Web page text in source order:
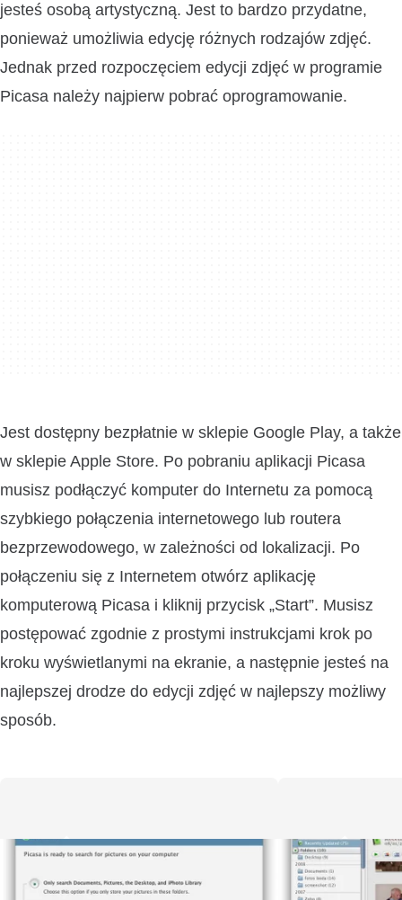
jesteś osobą artystyczną. Jest to bardzo przydatne,
ponieważ umożliwia edycję różnych rodzajów zdjęć.
Jednak przed rozpoczęciem edycji zdjęć w programie
Picasa należy najpierw pobrać oprogramowanie.
Jest dostępny bezpłatnie w sklepie Google Play, a także
w sklepie Apple Store. Po pobraniu aplikacji Picasa
musisz podłączyć komputer do Internetu za pomocą
szybkiego połączenia internetowego lub routera
bezprzewodowego, w zależności od lokalizacji. Po
połączeniu się z Internetem otwórz aplikację
komputerową Picasa i kliknij przycisk „Start”. Musisz
postępować zgodnie z prostymi instrukcjami krok po
kroku wyświetlanymi na ekranie, a następnie jesteś na
najlepszej drodze do edycji zdjęć w najlepszy możliwy
sposób.